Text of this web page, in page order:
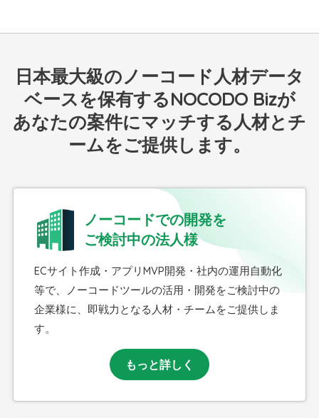
h
o
日本最大級のノーコード人材データ
ベースを保有するNOCODO Bizが
あなたの案件にマッチする人材とチ
ームをご提供します。
ノーコードでの開発を
ご検討中の法人様
ECサイト作成・アプリMVP開発・社内の運用自動化
等で、ノーコードツールの活用・開発をご検討中の
企業様に、即戦力となる人材・チームをご提供しま
す。
もっと詳しく